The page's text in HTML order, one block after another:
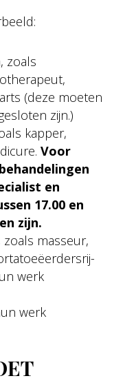
zoals
(deze moeten
zijn.)
kapper,
Voor
en
17.00 en
zijn.
zoals masseur,
werk
werk